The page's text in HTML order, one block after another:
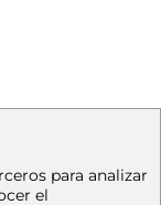
para analizar
el